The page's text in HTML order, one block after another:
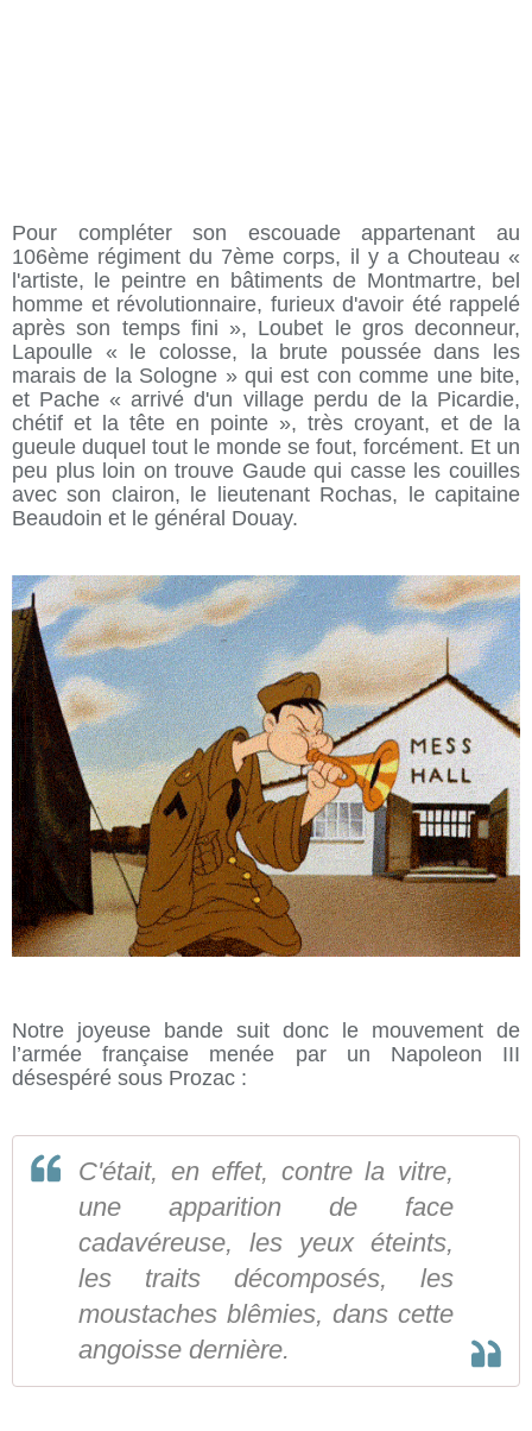
Pour compléter son escouade appartenant au
106ème régiment du 7ème corps, il y a Chouteau «
l'artiste, le peintre en bâtiments de Montmartre, bel
homme et révolutionnaire, furieux d'avoir été rappelé
après son temps fini », Loubet le gros deconneur,
Lapoulle « le colosse, la brute poussée dans les
marais de la Sologne » qui est con comme une bite,
et Pache « arrivé d'un village perdu de la Picardie,
chétif et la tête en pointe », très croyant, et de la
gueule duquel tout le monde se fout, forcément. Et un
peu plus loin on trouve Gaude qui casse les couilles
avec son clairon, le lieutenant Rochas, le capitaine
Beaudoin et le général Douay.
Notre joyeuse bande suit donc le mouvement de
l’armée française menée par un Napoleon III
désespéré sous Prozac :
C'était, en effet, contre la vitre,
une apparition de face
cadavéreuse, les yeux éteints,
les traits décomposés, les
moustaches blêmies, dans cette
angoisse dernière.